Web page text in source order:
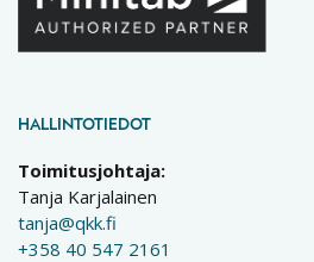
HALLINTOTIEDOT
Toimitusjohtaja:
Tanja Karjalainen
tanja@qkk.fi
+358 40 547 2161